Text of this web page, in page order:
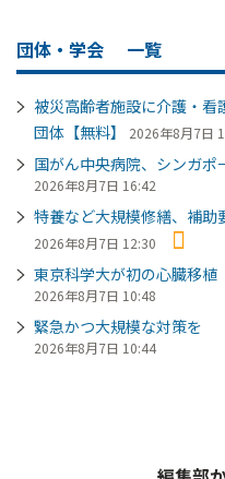
団体・学会 一覧
被災高齢者施設に介護・
団体【無料】
2026年8月7日
国がん中央病院、シンガ
2026年8月7日 16:42
特養など大規模修繕、補
2026年8月7日 12:30
東京科学大が初の心臓移
2026年8月7日 10:48
緊急かつ大規模な対策を
2026年8月7日 10:44